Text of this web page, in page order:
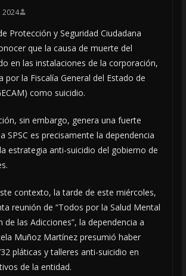
2024
Protección y Seguridad Ciudadana
que la causa de muerte del
en las instalaciones de la corporación,
por la Fiscalía General del Estado de
como suicidio.
sin embargo, genera una fuerte
SPSC es precisamente la dependencia
estrategia anti-suicidio del gobierno de
contexto, la tarde de este miércoles,
reunión de “Todos por la Salud Mental
de las Adicciones”, la dependencia a
Muñoz Martínez presumió haber
pláticas y talleres anti-suicidio en
de la entidad.